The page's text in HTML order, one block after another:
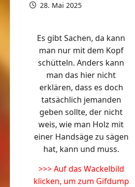
28. Mai 2025
Es gibt Sachen, da kann
man nur mit dem Kopf
schütteln. Anders kann
man das hier nicht
erklären, dass es doch
tatsächlich jemanden
geben sollte, der nicht
weis, wie man Holz mit
einer Handsäge zu sägen
hat, kann und muss.
>>> Auf das Wackelbild
klicken, um zum Gifdump